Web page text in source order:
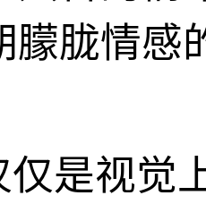
朦胧情感
仅是视觉